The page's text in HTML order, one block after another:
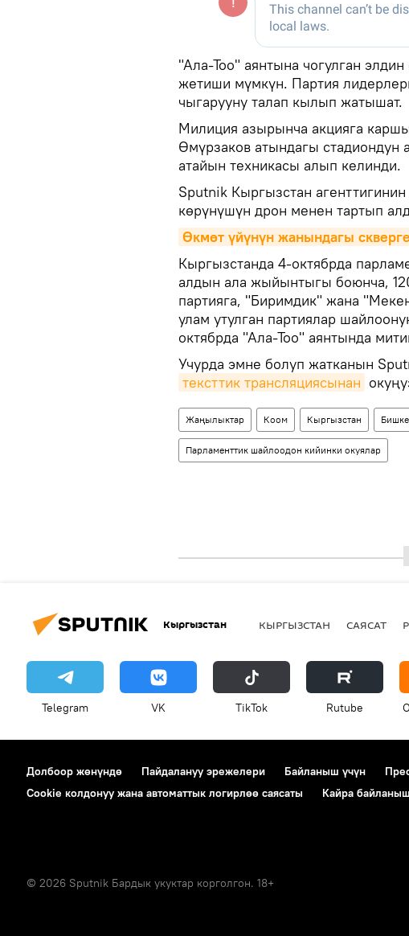
"Ала-Тоо" аянтына чогулган
жетиши мүмкүн. Партия
чыгарууну талап кылып жатышат.
Милиция азырынча акцияга
Өмүрзаков атындагы
атайын техникасы алып келинди.
Sputnik Кыргызстан
көрүнүшүн дрон менен тартып
Өкмөт үйүнүн жанындагы
Кыргызстанда 4-октябрда
алдын ала жыйынтыгы боюнча,
партияга, "Биримдик" жана
улам утулган партиялар
октябрда "Ала-Тоо" аянтында
Учурда эмне болуп жатканын
тексттик трансляциясынан
Жаңылыктар Коом Кыргызстан
Парламенттик шайлоодон кийинки окуялар
Кыргызстан КЫРГЫЗСТАН САЯСАТ
Telegram VK ТikТоk Rutube
Долбоор жөнүндө Пайдалануу эрежелери Байланыш үчүн
Cookie колдонуу жана автоматтык логирлөө саясаты
Кайра байланыш
© 2026 Sputnik Бардык укуктар корголгон. 18+